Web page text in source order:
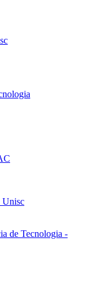
Unisc
de Tecnologia -